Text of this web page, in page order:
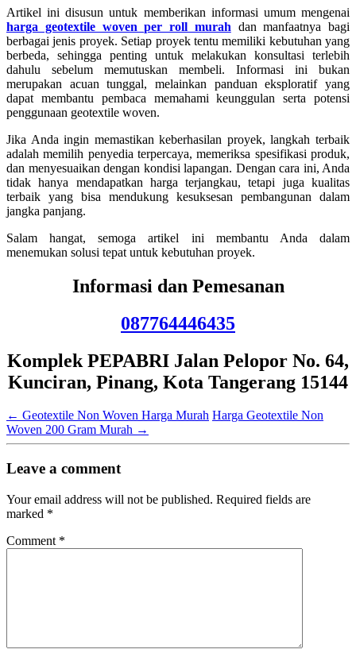
Artikel ini disusun untuk memberikan informasi umum mengenai
harga geotextile woven per roll murah dan manfaatnya bagi
berbagai jenis proyek. Setiap proyek tentu memiliki kebutuhan yang
berbeda, sehingga penting untuk melakukan konsultasi terlebih
dahulu sebelum memutuskan membeli. Informasi ini bukan
merupakan acuan tunggal, melainkan panduan eksploratif yang
dapat membantu pembaca memahami keunggulan serta potensi
penggunaan geotextile woven.
Jika Anda ingin memastikan keberhasilan proyek, langkah terbaik
adalah memilih penyedia terpercaya, memeriksa spesifikasi produk,
dan menyesuaikan dengan kondisi lapangan. Dengan cara ini, Anda
tidak hanya mendapatkan harga terjangkau, tetapi juga kualitas
terbaik yang bisa mendukung kesuksesan pembangunan dalam
jangka panjang.
Salam hangat, semoga artikel ini membantu Anda dalam
menemukan solusi tepat untuk kebutuhan proyek.
Informasi dan Pemesanan
087764446435
Komplek PEPABRI Jalan Pelopor No. 64,
Kunciran, Pinang, Kota Tangerang 15144
← Geotextile Non Woven Harga Murah Harga Geotextile Non
Woven 200 Gram Murah →
Leave a comment
Your email address will not be published. Required fields are
marked *
Comment *